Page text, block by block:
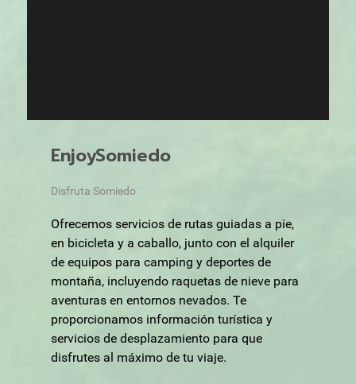
EnjoySomiedo
Disfruta Somiedo
Ofrecemos servicios de rutas guiadas a pie,
en bicicleta y a caballo, junto con el alquiler
de equipos para camping y deportes de
montaña, incluyendo raquetas de nieve para
aventuras en entornos nevados. Te
proporcionamos información turística y
servicios de desplazamiento para que
disfrutes al máximo de tu viaje.